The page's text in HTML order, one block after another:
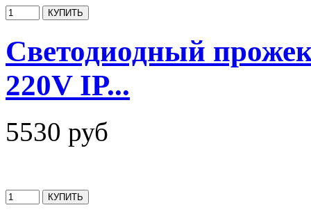
Светодиодный
220V IP...
5530 руб